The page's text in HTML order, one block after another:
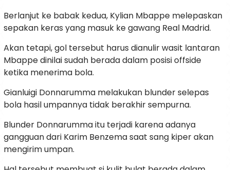
Berlanjut ke babak kedua, Kylian Mbappe melepaskan
sepakan keras yang masuk ke gawang Real Madrid.
Akan tetapi, gol tersebut harus dianulir wasit lantaran
Mbappe dinilai sudah berada dalam posisi offside
ketika menerima bola.
Gianluigi Donnarumma melakukan blunder selepas
bola hasil umpannya tidak berakhir sempurna.
Blunder Donnarumma itu terjadi karena adanya
gangguan dari Karim Benzema saat sang kiper akan
mengirim umpan.